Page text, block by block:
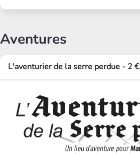
Aventures
L'aventurier de la serre perdue - 2 €